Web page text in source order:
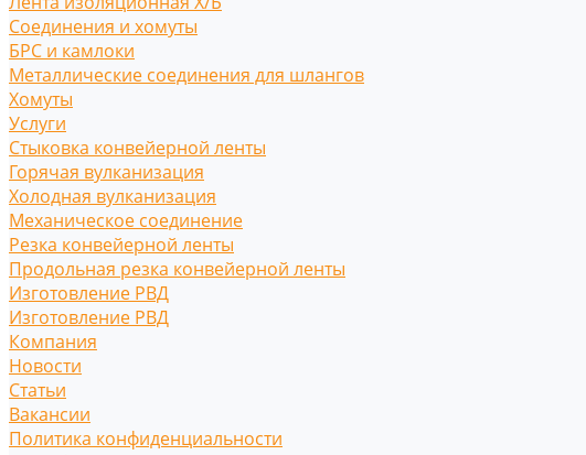
Соединения и хомуты
БРС и камлоки
Металлические соединения для шлангов
Хомуты
Услуги
Стыковка конвейерной ленты
Горячая вулканизация
Холодная вулканизация
Механическое соединение
Резка конвейерной ленты
Продольная резка конвейерной ленты
Изготовление РВД
Изготовление РВД
Компания
Новости
Статьи
Вакансии
Политика конфиденциальности